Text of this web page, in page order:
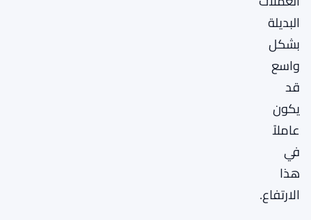
البديلة
بشكل
واسع
قد
يكون
عاملاً
في
هذا
الارتفاع.